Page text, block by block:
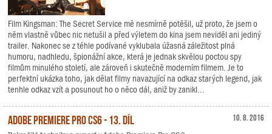
Film Kingsman: The Secret Service mě nesmírně potěšil, už proto, že jsem o
něm vlastně vůbec nic netušil a před výletem do kina jsem neviděl ani jediný
trailer. Nakonec se z téhle podívané vyklubala úžasná záležitost plná
humoru, nadhledu, špionážní akce, která je jednak skvělou poctou spy
filmům minulého století, ale zároveň i skutečně moderním filmem. Je to
perfektní ukázka toho, jak dělat filmy navazující na odkaz starých legend, jak
tenhle odkaz vzít a posunout ho o něco dál, aniž by zanikl...
10. 8. 2016
Adobe Premiere Pro CS6 - 13. díl